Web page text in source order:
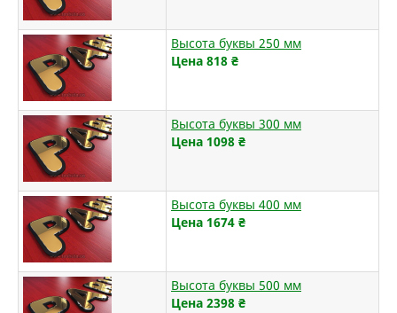
Высота буквы 250 мм
Цена 818 ₴
Высота буквы 300 мм
Цена 1098 ₴
Высота буквы 400 мм
Цена 1674 ₴
Высота буквы 500 мм
Цена 2398 ₴